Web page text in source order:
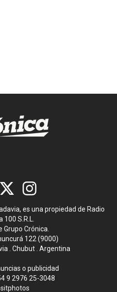
es una propiedad de Radio
100 S.R.L.
Grupo Crónica.
122 (9000)
. Chubut . Argentina
o publicidad
9 2976 25-3048